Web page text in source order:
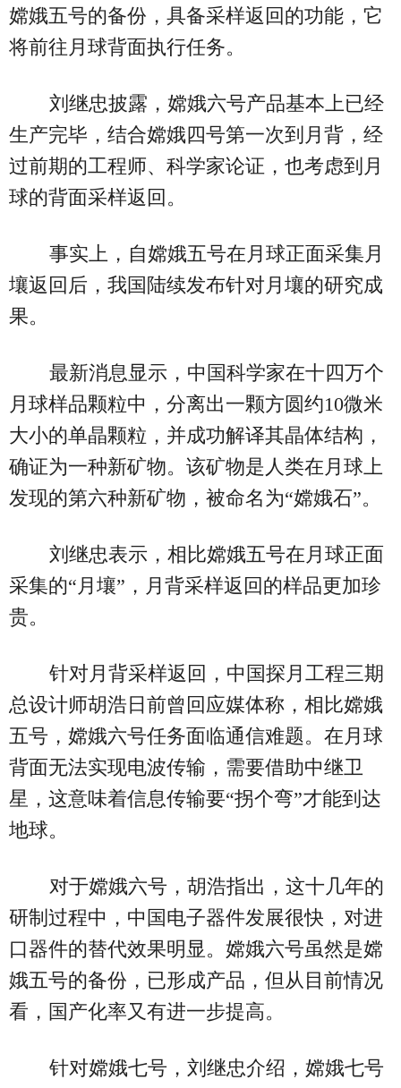
嫦娥五号的备份，具备采样返回的功能，它
将前往月球背面执行任务。
刘继忠披露，嫦娥六号产品基本上已经
生产完毕，结合嫦娥四号第一次到月背，经
过前期的工程师、科学家论证，也考虑到月
球的背面采样返回。
事实上，自嫦娥五号在月球正面采集月
壤返回后，我国陆续发布针对月壤的研究成
果。
最新消息显示，中国科学家在十四万个
月球样品颗粒中，分离出一颗方圆约10微米
大小的单晶颗粒，并成功解译其晶体结构，
确证为一种新矿物。该矿物是人类在月球上
发现的第六种新矿物，被命名为“嫦娥石”。
刘继忠表示，相比嫦娥五号在月球正面
采集的“月壤”，月背采样返回的样品更加珍
贵。
针对月背采样返回，中国探月工程三期
总设计师胡浩日前曾回应媒体称，相比嫦娥
五号，嫦娥六号任务面临通信难题。在月球
背面无法实现电波传输，需要借助中继卫
星，这意味着信息传输要“拐个弯”才能到达
地球。
对于嫦娥六号，胡浩指出，这十几年的
研制过程中，中国电子器件发展很快，对进
口器件的替代效果明显。嫦娥六号虽然是嫦
娥五号的备份，已形成产品，但从目前情况
看，国产化率又有进一步提高。
针对嫦娥七号，刘继忠介绍，嫦娥七号